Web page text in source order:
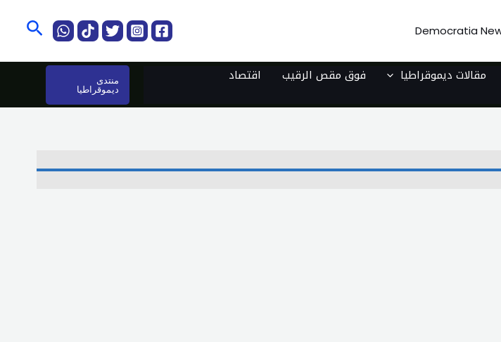
مقالات ديموقراطيا فوق مقص الرقيب
اقتصاد
منتدى
ديموقراطيا